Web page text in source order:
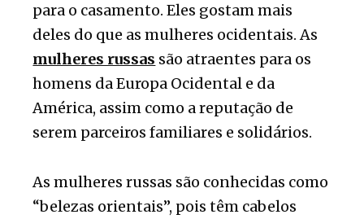
para o casamento. Eles gostam mais
deles do que as mulheres ocidentais. As
mulheres russas são atraentes para os
homens da Europa Ocidental e da
América, assim como a reputação de
serem parceiros familiares e solidários.
As mulheres russas são conhecidas como
“belezas orientais”, pois têm cabelos